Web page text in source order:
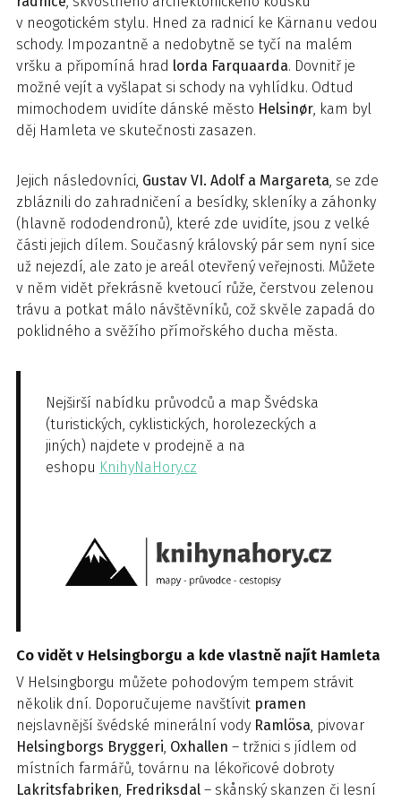
v neogotickém stylu. Hned za radnicí ke Kärnanu vedou
schody. Impozantně a nedobytně se tyčí na malém
vršku a připomíná hrad lorda Farquaarda. Dovnitř je
možné vejít a vyšlapat si schody na vyhlídku. Odtud
mimochodem uvidíte dánské město Helsinør, kam byl
děj Hamleta ve skutečnosti zasazen.
Jejich následovníci, Gustav VI. Adolf a Margareta, se zde
zbláznili do zahradničení a besídky, skleníky a záhonky
(hlavně rododendronů), které zde uvidíte, jsou z velké
části jejich dílem. Současný královský pár sem nyní sice
už nejezdí, ale zato je areál otevřený veřejnosti. Můžete
v něm vidět překrásně kvetoucí růže, čerstvou zelenou
trávu a potkat málo návštěvníků, což skvěle zapadá do
poklidného a svěžího přímořského ducha města.
Nejširší nabídku průvodců a map Švédska
(turistických, cyklistických, horolezeckých a
jiných) najdete v prodejně a na
eshopu KnihyNaHory.cz
Co vidět v Helsingborgu a kde vlastně najít Hamleta
V Helsingborgu můžete pohodovým tempem strávit
několik dní. Doporučujeme navštívit pramen
nejslavnější švédské minerální vody Ramlösa, pivovar
Helsingborgs Bryggeri, Oxhallen – tržnici s jídlem od
místních farmářů, továrnu na lékořicové dobroty
Lakritsfabriken, Fredriksdal – skånský skanzen či lesní